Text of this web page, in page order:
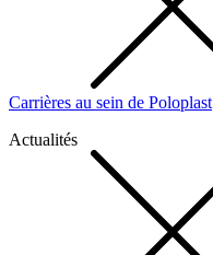
Carrières au sein de Poloplast
Actualités